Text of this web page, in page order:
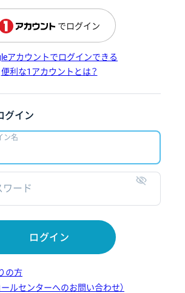
でログイン
アカウントでログインできる
便利な1アカウントとは？
グイン
ン名
ワード
ログイン
の方
ルセンターへのお問い合わせ）